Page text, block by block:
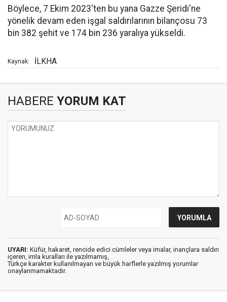
Böylece, 7 Ekim 2023'ten bu yana Gazze Şeridi'ne
yönelik devam eden işgal saldırılarının bilançosu 73
bin 382 şehit ve 174 bin 236 yaralıya yükseldi.
Kaynak: İLKHA
HABERE YORUM KAT
UYARI: Küfür, hakaret, rencide edici cümleler veya imalar, inançlara saldırı
içeren, imla kuralları ile yazılmamış,
Türkçe karakter kullanılmayan ve büyük harflerle yazılmış yorumlar
onaylanmamaktadır.